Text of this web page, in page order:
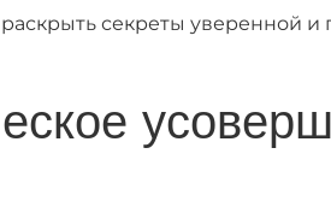
секреты уверенной